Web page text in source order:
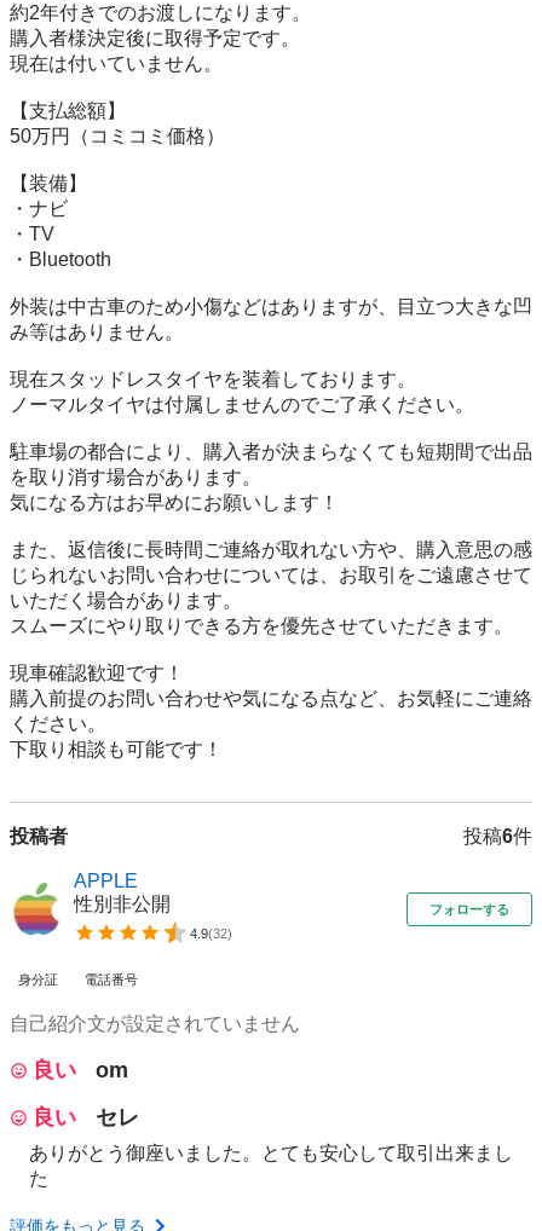
約2年付きでのお渡しになります。
購入者様決定後に取得予定です。
現在は付いていません。
【支払総額】
50万円（コミコミ価格）
【装備】
・ナビ
・TV
・Bluetooth
外装は中古車のため小傷などはありますが、目立つ大きな凹
み等はありません。
現在スタッドレスタイヤを装着しております。
ノーマルタイヤは付属しませんのでご了承ください。
駐車場の都合により、購入者が決まらなくても短期間で出品
を取り消す場合があります。
気になる方はお早めにお願いします！
また、返信後に長時間ご連絡が取れない方や、購入意思の感
じられないお問い合わせについては、お取引をご遠慮させて
いただく場合があります。
スムーズにやり取りできる方を優先させていただきます。
現車確認歓迎です！
購入前提のお問い合わせや気になる点など、お気軽にご連絡
ください。
下取り相談も可能です！
投稿者 投稿6件
APPLE
性別非公開
4.9(32)
フォローする
身分証 電話番号
自己紹介文が設定されていません
良い
om
良い
セレ
ありがとう御座いました。とても安心して取引出来まし
た
評価をもっと見る